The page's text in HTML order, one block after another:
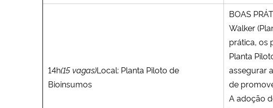
14h(15 vagas)Local: Planta Piloto de
Bioinsumos
BOAS
Walker
prática, os
Planta
assegurar
de
A adoção